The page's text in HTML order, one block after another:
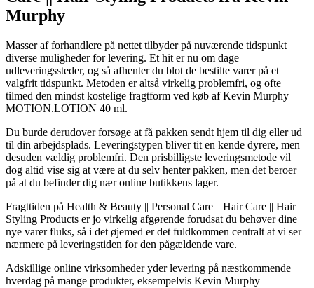
Murphy
Masser af forhandlere på nettet tilbyder på nuværende tidspunkt
diverse muligheder for levering. Et hit er nu om dage
udleveringssteder, og så afhenter du blot de bestilte varer på et
valgfrit tidspunkt. Metoden er altså virkelig problemfri, og ofte
tilmed den mindst kostelige fragtform ved køb af Kevin Murphy
MOTION.LOTION 40 ml.
Du burde derudover forsøge at få pakken sendt hjem til dig eller ud
til din arbejdsplads. Leveringstypen bliver tit en kende dyrere, men
desuden vældig problemfri. Den prisbilligste leveringsmetode vil
dog altid vise sig at være at du selv henter pakken, men det beroer
på at du befinder dig nær online butikkens lager.
Fragttiden på Health & Beauty || Personal Care || Hair Care || Hair
Styling Products er jo virkelig afgørende forudsat du behøver dine
nye varer fluks, så i det øjemed er det fuldkommen centralt at vi ser
nærmere på leveringstiden for den pågældende vare.
Adskillige online virksomheder yder levering på næstkommende
hverdag på mange produkter, eksempelvis Kevin Murphy